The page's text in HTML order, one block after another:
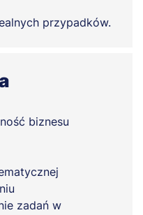
przypadków.
biznesu
zadań w